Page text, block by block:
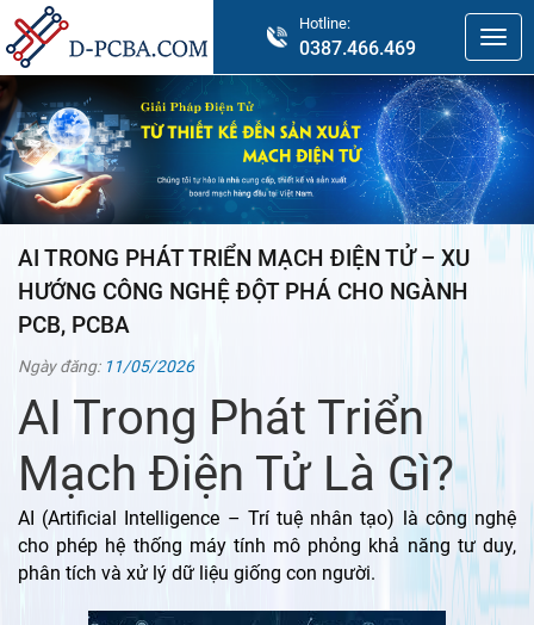
Hotline:
0387.466.469
AI TRONG PHÁT TRIỂN MẠCH ĐIỆN TỬ – XU
HƯỚNG CÔNG NGHỆ ĐỘT PHÁ CHO NGÀNH
PCB, PCBA
Ngày đăng: 11/05/2026
AI Trong Phát Triển
Mạch Điện Tử Là Gì?
AI (Artificial Intelligence – Trí tuệ nhân tạo) là công nghệ
cho phép hệ thống máy tính mô phỏng khả năng tư duy,
phân tích và xử lý dữ liệu giống con người.